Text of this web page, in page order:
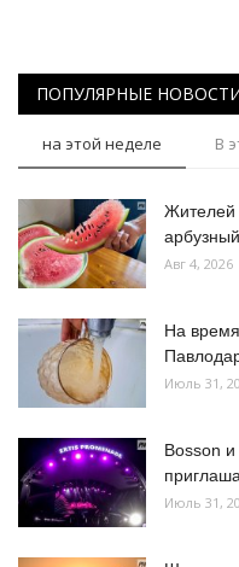
ПОПУЛЯРНЫЕ
на этой неделе В
Жителей
Авг 4, 2026
На
Июль 31,
Bosson
Июль 31,